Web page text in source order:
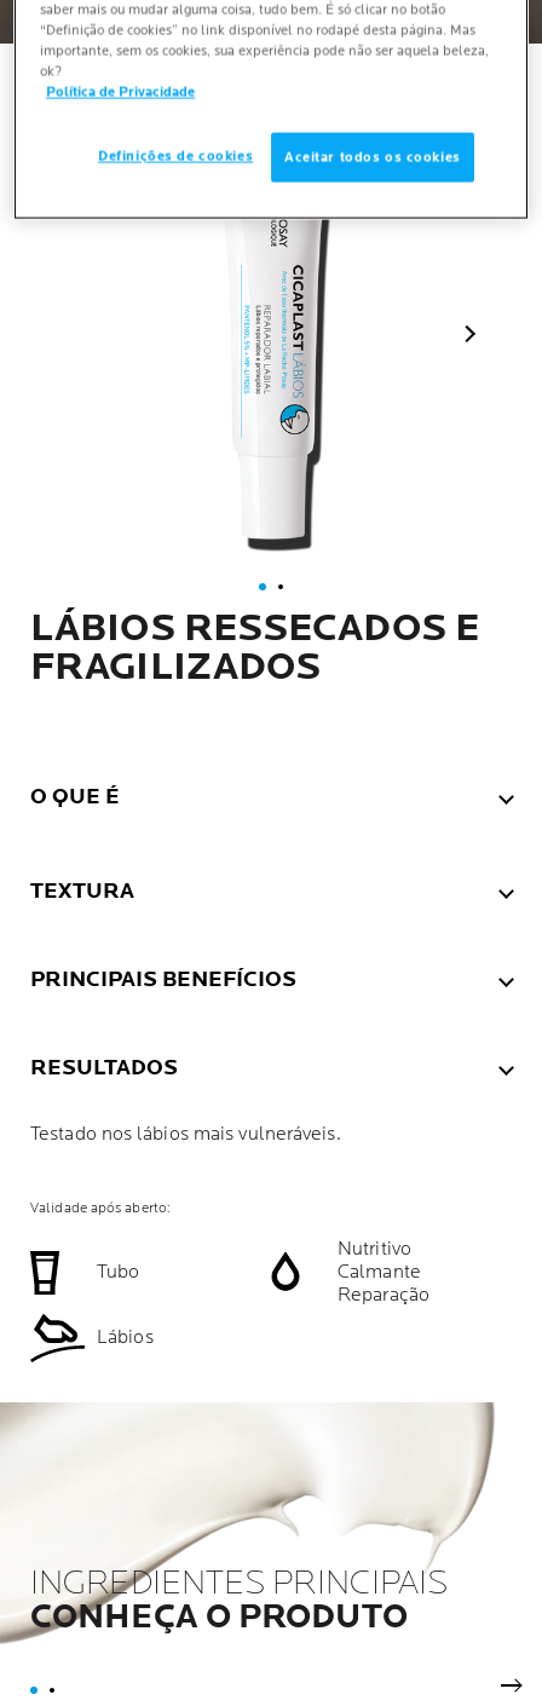
Próximo
LÁBIOS RESSECADOS E
FRAGILIZADOS
O QUE É
TEXTURA
PRINCIPAIS BENEFÍCIOS
RESULTADOS
Testado nos lábios mais vulneráveis.
Validade após aberto:
Tubo
Nutritivo
Calmante
Reparação
Lábios
INGREDIENTES PRINCIPAIS
CONHEÇA O PRODUTO
saber mais ou mudar alguma coisa, tudo bem. É só clicar no botão
“Definição de cookies” no link disponível no rodapé desta página. Mas
importante, sem os cookies, sua experiência pode não ser aquela beleza,
ok?
Política de Privacidade
Definições de cookies Aceitar todos os cookies